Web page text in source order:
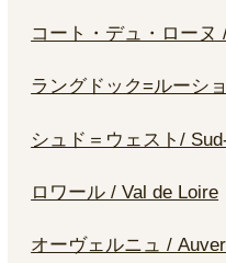
コート・デュ・ローヌ
ラングドック=ルーシ
シュド＝ウェスト/
ロワール / Val de Loire
オーヴェルニュ /